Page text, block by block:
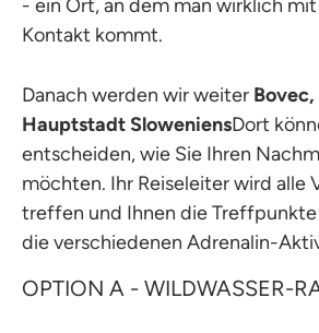
- ein Ort, an dem man wirklich
Kontakt kommt.
Danach werden wir weiter
Hauptstadt SloweniensDort
entscheiden, wie Sie Ihren
möchten. Ihr Reiseleiter wird alle
treffen und Ihnen die
die verschiedenen Adrenalin-
OPTION A - WILDWASSER-